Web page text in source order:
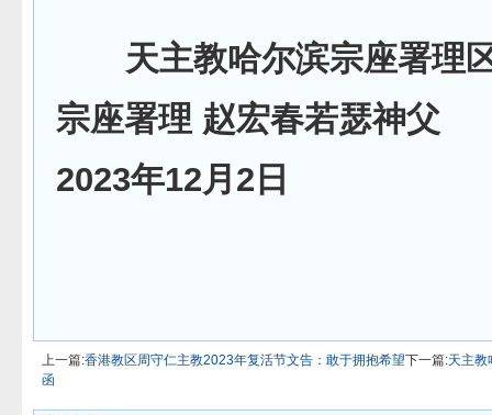
天主教哈尔滨宗座署理
宗座署理 赵宏春若瑟神父
2023年12月2日
上一篇:香港教区周守仁主教2023年复活节文告：敢于拥抱希望下一篇:天主教
函